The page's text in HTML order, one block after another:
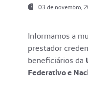
03 de novembro,
Informamos a
prestador
beneficiários da
Federativo e